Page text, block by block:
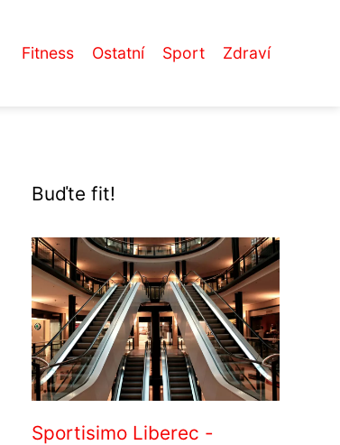
Fitness Ostatní Sport Zdraví
Buďte fit!
Sportisimo Liberec -